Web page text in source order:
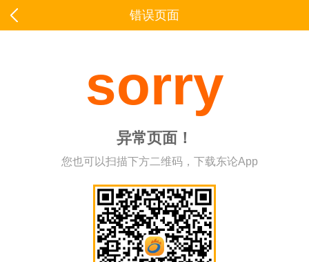
错误页面
sorry
异常页面！
您也可以扫描下方二维码，下载东论App